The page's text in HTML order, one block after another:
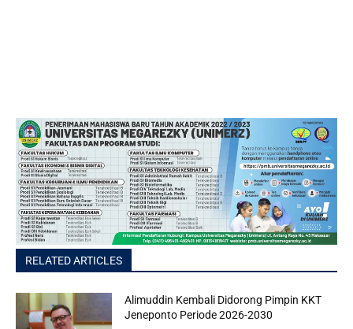
RELATED ARTICLES
Alimuddin Kembali Didorong Pimpin KKT
Jeneponto Periode 2026-2030